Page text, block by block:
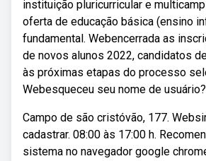
instituição pluricurricular e
oferta de educação básica (ensino
fundamental. Webencerrada as
de novos alunos 2022, candidatos
às próximas etapas do processo
Webesqueceu seu nome de usuário?
Campo de são cristóvão, 177.
cadastrar. 08:00 às 17:00 h.
sistema no navegador google